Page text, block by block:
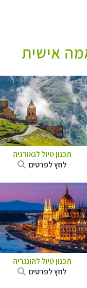
אישית
תכנון טיול לגאורגיה
לחץ לפרטים
תכנון טיול להונגריה
לחץ לפרטים